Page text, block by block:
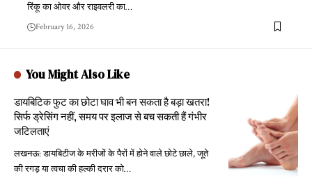
रिंकू का ओवर और राइवलरी का…
February 16, 2026
You Might Also Like
डायबिटिक फुट का छोटा घाव भी बन सकता है बड़ा खतरा!
सिर्फ ड्रेसिंग नहीं, समय पर इलाज से बच सकती हैं गंभीर
जटिलताएं
लखनऊ: डायबिटीज के मरीजों के पैरों में होने वाले छोटे छाले, जूते
की रगड़ या त्वचा की हल्की दरार को…